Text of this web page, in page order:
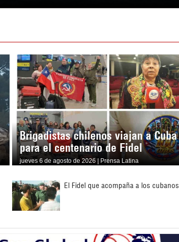
Brigadistas chilenos viajan a Cuba
para el centenario de Fidel
jueves 6 de agosto de 2026 | Prensa Latina
El Fidel que acompaña a los cubanos